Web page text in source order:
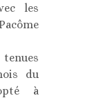
les
du
à